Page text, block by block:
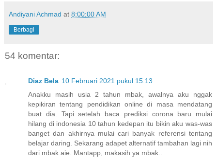
Andiyani Achmad at 8:00:00 AM
Berbagi
54 komentar:
Diaz Bela 10 Februari 2021 pukul 15.13
Anakku masih usia 2 tahun mbak, awalnya aku nggak
kepikiran tentang pendidikan online di masa mendatang
buat dia. Tapi setelah baca prediksi corona baru mulai
hilang di indonesia 10 tahun kedepan itu bikin aku was-was
banget dan akhirnya mulai cari banyak referensi tentang
belajar daring. Sekarang adapet alternatif tambahan lagi nih
dari mbak aie. Mantapp, makasih ya mbak..